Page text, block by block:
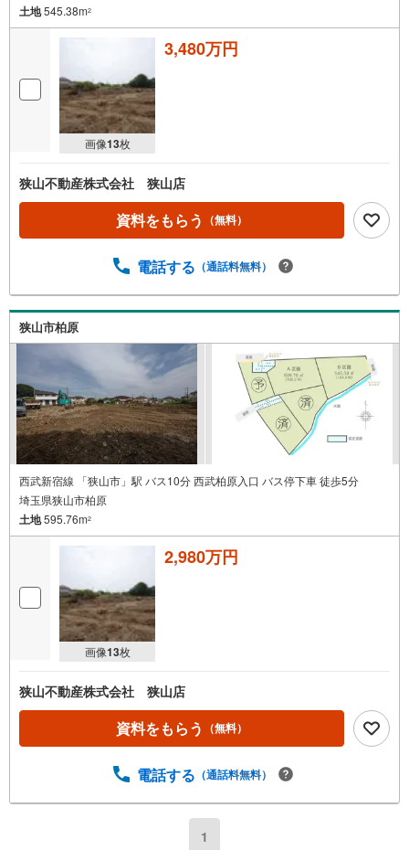
土地545.38m2
画像13枚
3,480万円
狭山不動産株式会社 狭山店
資料をもらう （無料）
電話する （通話料無料）
狭山市柏原
西武新宿線 「狭山市」駅 バス10分 西武柏原入口 バス停下車 徒歩5分
埼玉県狭山市柏原
土地595.76m2
画像13枚
2,980万円
狭山不動産株式会社 狭山店
資料をもらう （無料）
電話する （通話料無料）
1